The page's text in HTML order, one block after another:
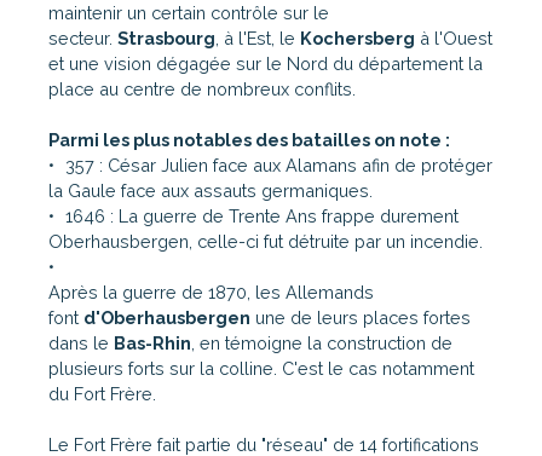
maintenir un certain contrôle sur le
secteur. Strasbourg , à l'Est, le Kochersberg à l'Ouest
et une vision dégagée sur le Nord du département la
place au centre de nombreux conflits.
Parmi les plus notables des batailles on note :
357 : César Julien face aux Alamans afin de protéger
la Gaule face aux assauts germaniques.
1646 : La guerre de Trente Ans frappe durement
Oberhausbergen, celle-ci fut détruite par un incendie.
Après la guerre de 1870, les Allemands
font d'Oberhausbergen une de leurs places fortes
dans le Bas-Rhin , en témoigne la construction de
plusieurs forts sur la colline. C'est le cas notamment
du Fort Frère.
Le Fort Frère fait partie du "réseau" de 14 fortifications